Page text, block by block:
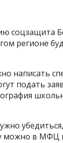
соцзащита
регионе
написать
подать
можно в МФЦ